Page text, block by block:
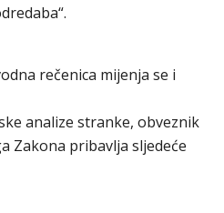
rečenica mijenja se i
analize stranke, obveznik
Zakona pribavlja sljedeće